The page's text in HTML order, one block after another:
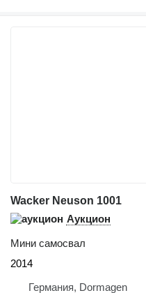
Wacker Neuson 1001
Аукцион
Мини самосвал
2014
Германия, Dormagen